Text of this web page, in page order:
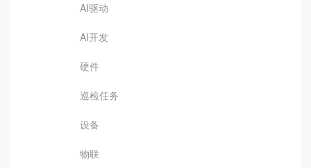
AI驱动
AI开发
硬件
巡检任务
设备
物联